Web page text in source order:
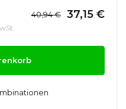
40,94 € 37,15 €